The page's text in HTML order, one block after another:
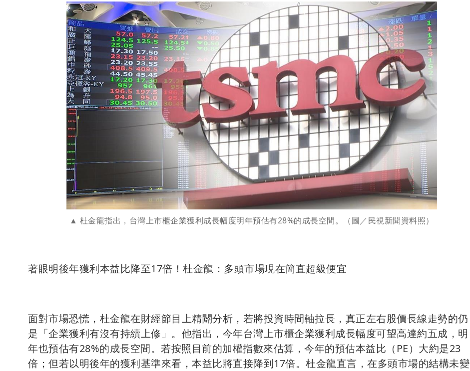
杜金龍指出，台灣上市櫃企業獲利成長幅度明年預估有28%的成長空間。（圖／民視新聞資料照）
著眼明後年獲利本益比降至17倍！杜金龍：多頭市場現在簡直超級便宜
面對市場恐慌，杜金龍在財經節目上精闢分析，若將投資時間軸拉長，真正左右股價長線走勢的仍
是「企業獲利有沒有持續上修」。他指出，今年台灣上市櫃企業獲利成長幅度可望高達約五成，明
年也預估有28%的成長空間。若按照目前的加權指數來估算，今年的預估本益比（PE）大約是23
倍；但若以明後年的獲利基準來看，本益比將直接降到17倍。杜金龍直言，在多頭市場的結構未變